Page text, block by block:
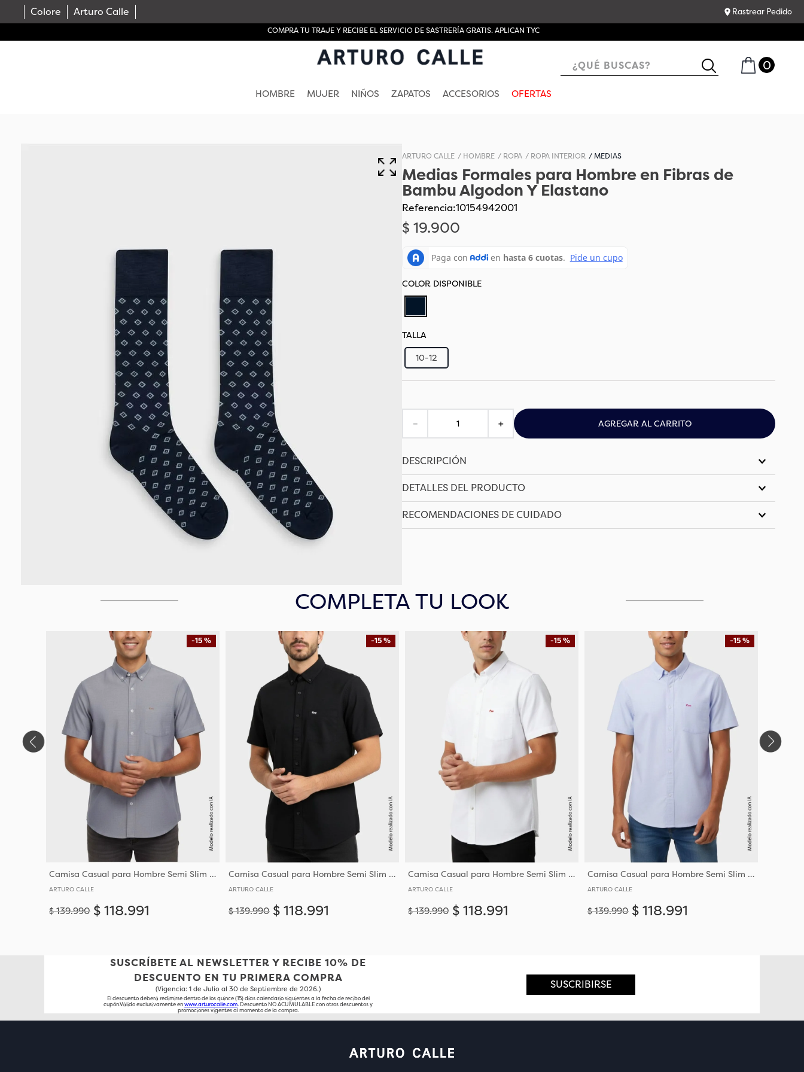
Colore Arturo Calle Rastrear Pedido
COMPRA TU TRAJE Y RECIBE EL SERVICIO DE SASTRERÍA GRATIS. APLICAN TYC
¿QUÉ BUSCAS?
HOMBRE MUJER NIÑOS ZAPATOS ACCESORIOS OFERTAS
HOMBRE ROPA ROPA INTERIOR MEDIAS
Medias Formales para Hombre en Fibras de
Bambu Algodon Y Elastano
Referencia:10154942001
$ 19.900
TALLA
10-12
＋
－ AGREGAR AL CARRITO
DESCRIPCIÓN
DETALLES DEL PRODUCTO
RECOMENDACIONES DE CUIDADO
COMPLETA TU LOOK
-15 %
Camisa Casual para Hombre Semi Slim Fit Corte Ajustado Al Torso
ARTURO CALLE
$ 139.990 $ 118.991
-15 %
Camisa Casual para Hombre Semi Slim Fit Corte Ajustado Al Torso
ARTURO CALLE
$ 139.990 $ 118.991
-15 %
Camisa Casual para Hombre Semi Slim Fit Corte Ajustado Al Torso
ARTURO CALLE
$ 139.990 $ 118.991
-15 %
Camisa Casual para Hombre Semi Slim Fit Corte Ajustado Al Torso
ARTURO CALLE
$ 139.990 $ 118.991
SUSCRÍBETE AL NEWSLETTER Y RECIBE 10% DE
DESCUENTO EN TU PRIMERA COMPRA
(Vigencia: 1 de Julio al 30 de Septiembre de 2026.)
El descuento deberá redimirse dentro de los quince (15) días calendario siguientes a la fecha de recibo del
cupón.Válido exclusivamente enwww.arturocalle.com. Descuento NO ACUMULABLE con otros descuentos y
promociones vigentes al momento de la compra.
SUSCRIBIRSE